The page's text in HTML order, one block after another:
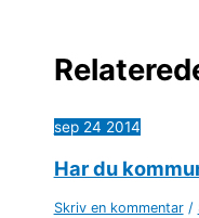
sep 24 2014
Har du
Skriv en kommentar /